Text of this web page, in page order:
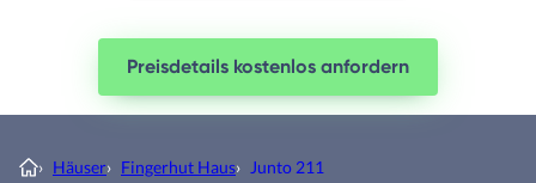
Preisdetails kostenlos anfordern
› Häuser› Fingerhut Haus› Junto 211